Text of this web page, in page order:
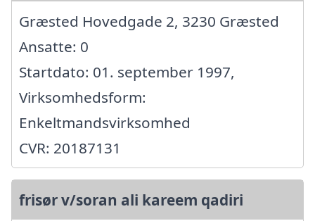
Græsted Hovedgade 2, 3230 Græsted
Ansatte: 0
Startdato: 01. september 1997,
Virksomhedsform:
Enkeltmandsvirksomhed
CVR: 20187131
frisør v/soran ali kareem qadiri